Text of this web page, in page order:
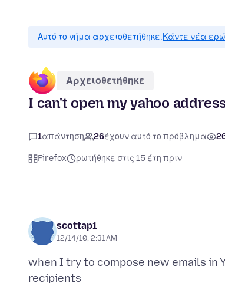
Αυτό το νήμα αρχειοθετήθηκε.Κάντε νέα
Αρχειοθετήθηκε
I can't open my yahoo
1απάντηση 26έχουν αυτό το πρόβλημα
Firefox ρωτήθηκε στις 15 έτη πριν
scottap1
12/14/10, 2:31 AM
when I try to compose new emails in